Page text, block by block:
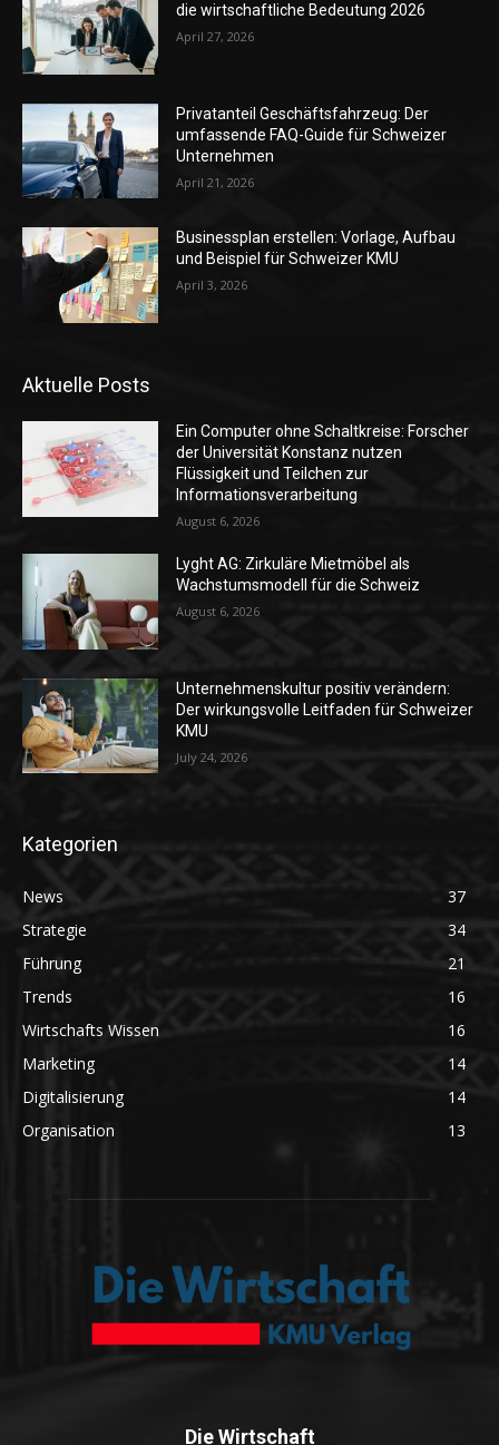
die wirtschaftliche Bedeutung 2026
April 27, 2026
Privatanteil Geschäftsfahrzeug: Der
umfassende FAQ-Guide für Schweizer
Unternehmen
April 21, 2026
Businessplan erstellen: Vorlage, Aufbau
und Beispiel für Schweizer KMU
April 3, 2026
Aktuelle Posts
Ein Computer ohne Schaltkreise: Forscher
der Universität Konstanz nutzen
Flüssigkeit und Teilchen zur
Informationsverarbeitung
August 6, 2026
Lyght AG: Zirkuläre Mietmöbel als
Wachstumsmodell für die Schweiz
August 6, 2026
Unternehmenskultur positiv verändern:
Der wirkungsvolle Leitfaden für Schweizer
KMU
July 24, 2026
Kategorien
News
37
Strategie
34
Führung
21
Trends
16
Wirtschafts Wissen
16
Marketing
14
Digitalisierung
14
Organisation
13
Die Wirtschaft